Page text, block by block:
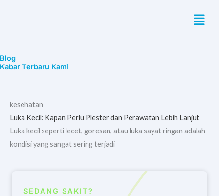
Menu
Blog
Kabar Terbaru Kami
kesehatan
Luka Kecil: Kapan Perlu Plester dan Perawatan Lebih Lanjut
Luka kecil seperti lecet, goresan, atau luka sayat ringan adalah
kondisi yang sangat sering terjadi
SEDANG SAKIT?